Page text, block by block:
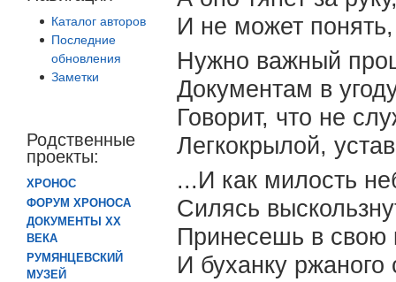
Каталог авторов
Последние
обновления
Заметки
Родственные
проекты:
ХРОНОС
ФОРУМ ХРОНОСА
ДОКУМЕНТЫ XX
ВЕКА
РУМЯНЦЕВСКИЙ
МУЗЕЙ
И не может
Нужно важный
Документам в
Говорит, что не
Легкокрылой,
...И как милость
Силясь
Принесешь в свою
И буханку